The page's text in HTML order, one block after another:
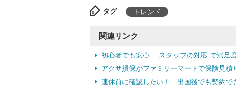
タグ トレンド
関連リンク
初心者でも安心 “スタッフの対応”で満足
アクサ損保がファミリーマートで保険見
連休前に確認したい！ 出国後でも契約で